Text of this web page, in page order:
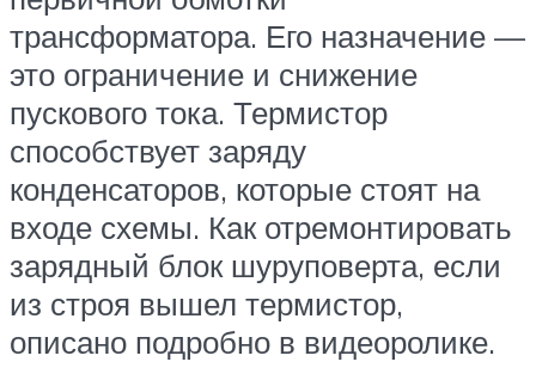
трансформатора. Его назначение —
это ограничение и снижение
пускового тока. Термистор
способствует заряду
конденсаторов, которые стоят на
входе схемы. Как отремонтировать
зарядный блок шуруповерта, если
из строя вышел термистор,
описано подробно в видеоролике.